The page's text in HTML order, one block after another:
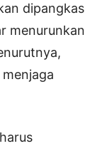
dipangkas
menurunkan